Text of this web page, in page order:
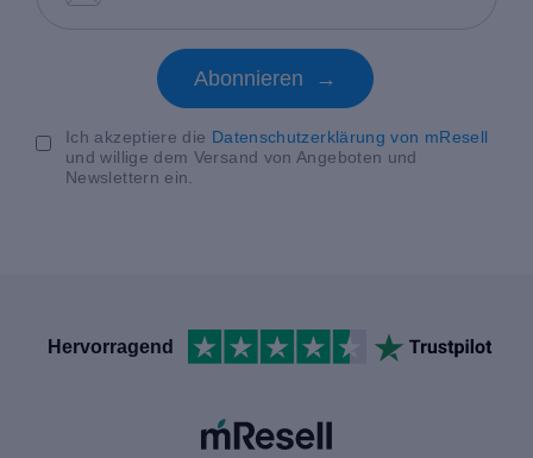
Abonnieren →
Ich akzeptiere die Datenschutzerklärung von mResell
und willige dem Versand von Angeboten und
Newslettern ein.
Hervorragend